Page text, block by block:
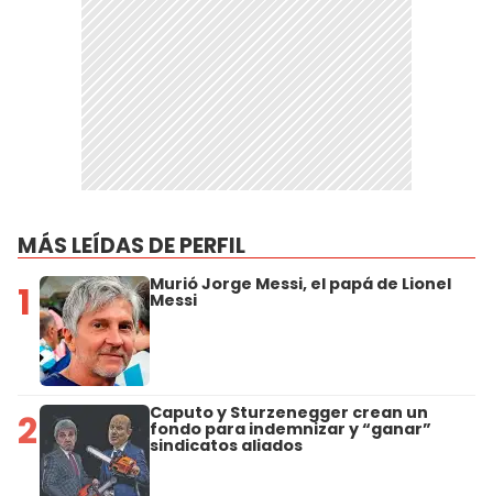
MÁS LEÍDAS DE PERFIL
1 Murió Jorge Messi, el papá de Lionel
Messi
2 Caputo y Sturzenegger crean un
fondo para indemnizar y “ganar”
sindicatos aliados